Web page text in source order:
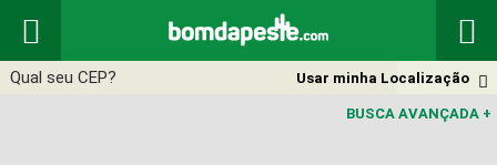
 

Usar minha Localização
BUSCA AVANÇADA +